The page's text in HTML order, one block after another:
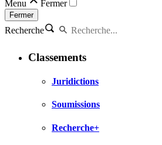
Menu Fermer
Fermer
Recherche
Classements
Juridictions
Soumissions
Recherche+